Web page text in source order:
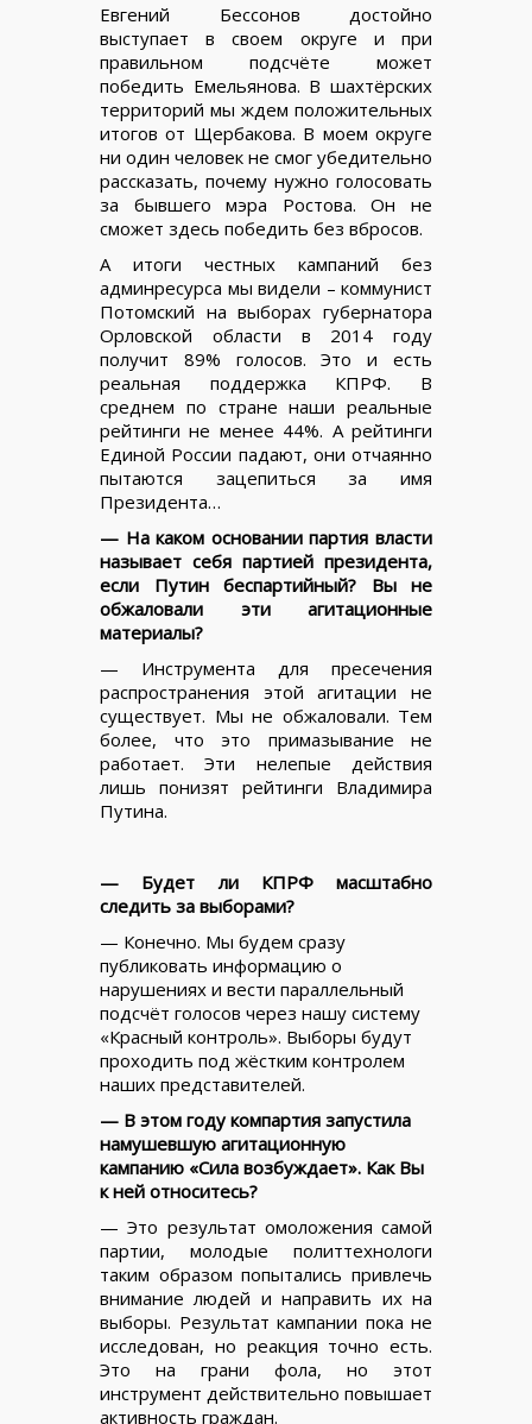
Евгений Бессонов достойно
выступает в своем округе и при
правильном подсчёте может
победить Емельянова. В шахтёрских
территорий мы ждем положительных
итогов от Щербакова. В моем округе
ни один человек не смог убедительно
рассказать, почему нужно голосовать
за бывшего мэра Ростова. Он не
сможет здесь победить без вбросов.
А итоги честных кампаний без
админресурса мы видели – коммунист
Потомский на выборах губернатора
Орловской области в 2014 году
получит 89% голосов. Это и есть
реальная поддержка КПРФ. В
среднем по стране наши реальные
рейтинги не менее 44%. А рейтинги
Единой России падают, они отчаянно
пытаются зацепиться за имя
Президента…
— На каком основании партия власти
называет себя партией президента,
если Путин беспартийный? Вы не
обжаловали эти агитационные
материалы?
— Инструмента для пресечения
распространения этой агитации не
существует. Мы не обжаловали. Тем
более, что это примазывание не
работает. Эти нелепые действия
лишь понизят рейтинги Владимира
Путина.
— Будет ли КПРФ масштабно
следить за выборами?
— Конечно. Мы будем сразу
публиковать информацию о
нарушениях и вести параллельный
подсчёт голосов через нашу систему
«Красный контроль». Выборы будут
проходить под жёстким контролем
наших представителей.
— В этом году компартия запустила
намушевшую агитационную
кампанию «Сила возбуждает». Как Вы
к ней относитесь?
— Это результат омоложения самой
партии, молодые политтехнологи
таким образом попытались привлечь
внимание людей и направить их на
выборы. Результат кампании пока не
исследован, но реакция точно есть.
Это на грани фола, но этот
инструмент действительно повышает
активность граждан.